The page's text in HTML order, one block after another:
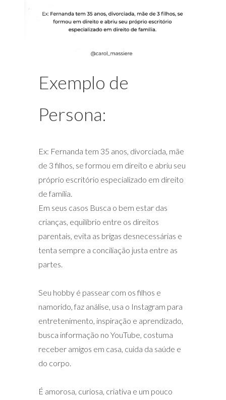
Exemplo de
Persona:
Ex: Fernanda tem 35 anos, divorciada, mãe
de 3 filhos, se formou em direito e abriu seu
próprio escritório especializado em direito
de família.
Em seus casos Busca o bem estar das
crianças, equilíbrio entre os direitos
parentais, evita as brigas desnecessárias e
tenta sempre a conciliação justa entre as
partes.
Seu hobby é passear com os filhos e
namorido, faz análise, usa o Instagram para
entretenimento, inspiração e aprendizado,
busca informação no YouTube, costuma
receber amigos em casa, cuida da saúde e
do corpo.
É amorosa, curiosa, criativa e um pouco